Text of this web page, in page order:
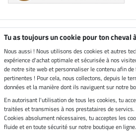
Boutique climatiquement
neutre
Livraison par
Paiement sécurisé
Tu as toujours un cookie pour ton cheval
Nous aussi ! Nous utilisons des cookies et autres
expérience d'achat optimale et sécurisée à nos
de notre site web et personnaliser le contenu afin
pertinentes ! Pour cela, nous collectons, depuis le
données et la manière dont ils naviguent sur notre
En autorisant l'utilisation de tous les cookies, tu
traitées et transmises à nos prestataires de
Cookies absolument nécessaires, tu acceptes les
fluide et en toute sécurité sur notre boutique en ligne.